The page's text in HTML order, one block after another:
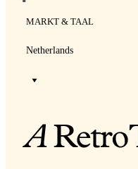
MARKT & TAAL
Netherlands